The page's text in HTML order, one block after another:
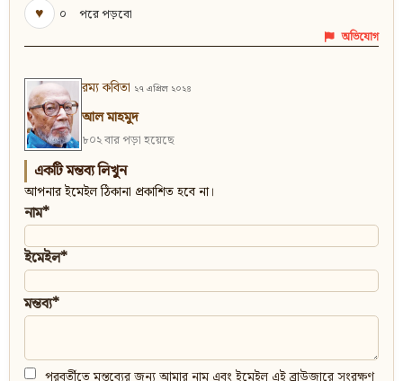
♥
০ পরে পড়বো
অভিযোগ
রম্য কবিতা ২৭ এপ্রিল ২০২৪
আল মাহমুদ
৮০২ বার পড়া হয়েছে
একটি মন্তব্য লিখুন
আপনার ইমেইল ঠিকানা প্রকাশিত হবে না।
নাম*
ইমেইল*
মন্তব্য*